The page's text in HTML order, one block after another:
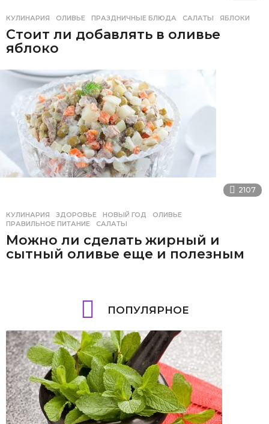
КУЛИНАРИЯ ОЛИВЬЕ ,ПРАЗДНИЧНЫЕ БЛЮДА ,САЛАТЫ ,ЯБЛОКИ
Стоит ли добавлять в оливье
яблоко
2107
КУЛИНАРИЯ ЗДОРОВЬЕ ,НОВЫЙ ГОД ,ОЛИВЬЕ
ПРАВИЛЬНОЕ ПИТАНИЕ
,САЛАТЫ
Можно ли сделать жирный и
сытный оливье еще и полезным
ПОПУЛЯРНОЕ